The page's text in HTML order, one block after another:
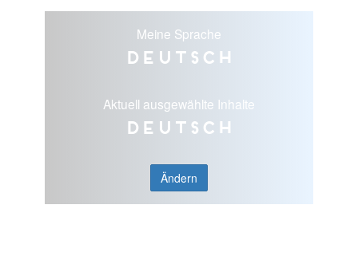
Meine Sprache
Deutsch
Aktuell ausgewählte Inhalte
Deutsch
Ändern